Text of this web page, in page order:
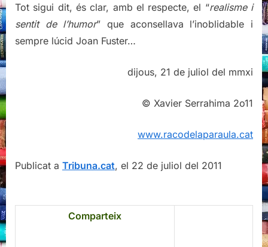
Tot sigui dit, és clar, amb el respecte, el “realisme i
sentit de l’humor” que aconsellava l’inoblidable i
sempre lúcid Joan Fuster…
dijous, 21 de juliol del mmxi
© Xavier Serrahima 2o11
www.racodelaparaula.cat
Publicat a Tribuna.cat, el 22 de juliol del 2011
Comparteix